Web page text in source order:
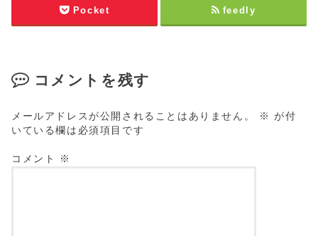
Pocket feedly
コメントを残す
メールアドレスが公開されることはありません。 ※ が付
いている欄は必須項目です
コメント ※